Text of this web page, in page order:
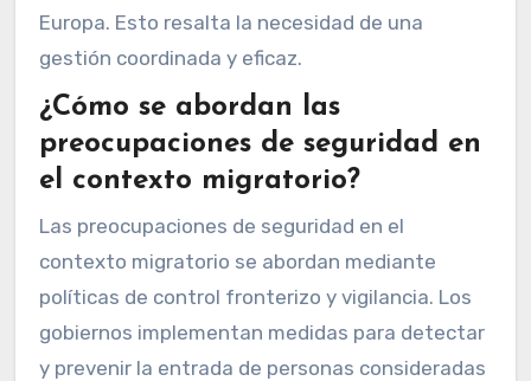
Europa. Esto resalta la necesidad de una
gestión coordinada y eficaz.
¿Cómo se abordan las
preocupaciones de seguridad en
el contexto migratorio?
Las preocupaciones de seguridad en el
contexto migratorio se abordan mediante
políticas de control fronterizo y vigilancia. Los
gobiernos implementan medidas para detectar
y prevenir la entrada de personas consideradas